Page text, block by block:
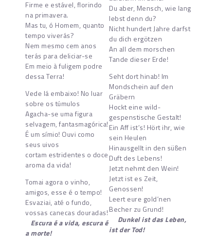
Firme e estável, florindo
na primavera.
Mas tu, ó Homem, quanto
tempo viverás?
Nem mesmo cem anos
terás para deliciar-se
Em meio à fuligem podre
dessa Terra!
Vede lá embaixo! No luar
sobre os túmulos
Agacha-se uma figura
selvagem, fantasmagórica!
É um símio! Ouvi como
seus uivos
cortam estridentes o doce
aroma da vida!
Tomai agora o vinho,
amigos, esse é o tempo!
Esvaziai, até o fundo,
vossas canecas douradas!
Escura é a vida, escura é
a morte!
Du aber, Mensch, wie lang
lebst denn du?
Nicht hundert Jahre darfst
du dich ergötzen
An all dem morschen
Tande dieser Erde!
Seht dort hinab! Im
Mondschein auf den
Gräbern
Hockt eine wild-
gespenstische Gestalt!
Ein Aff ist’s! Hört ihr, wie
sein Heulen
Hinausgellt in den süßen
Duft des Lebens!
Jetzt nehmt den Wein!
Jetzt ist es Zeit,
Genossen!
Leert eure gold’nen
Becher zu Grund!
Dunkel ist das Leben,
ist der Tod!